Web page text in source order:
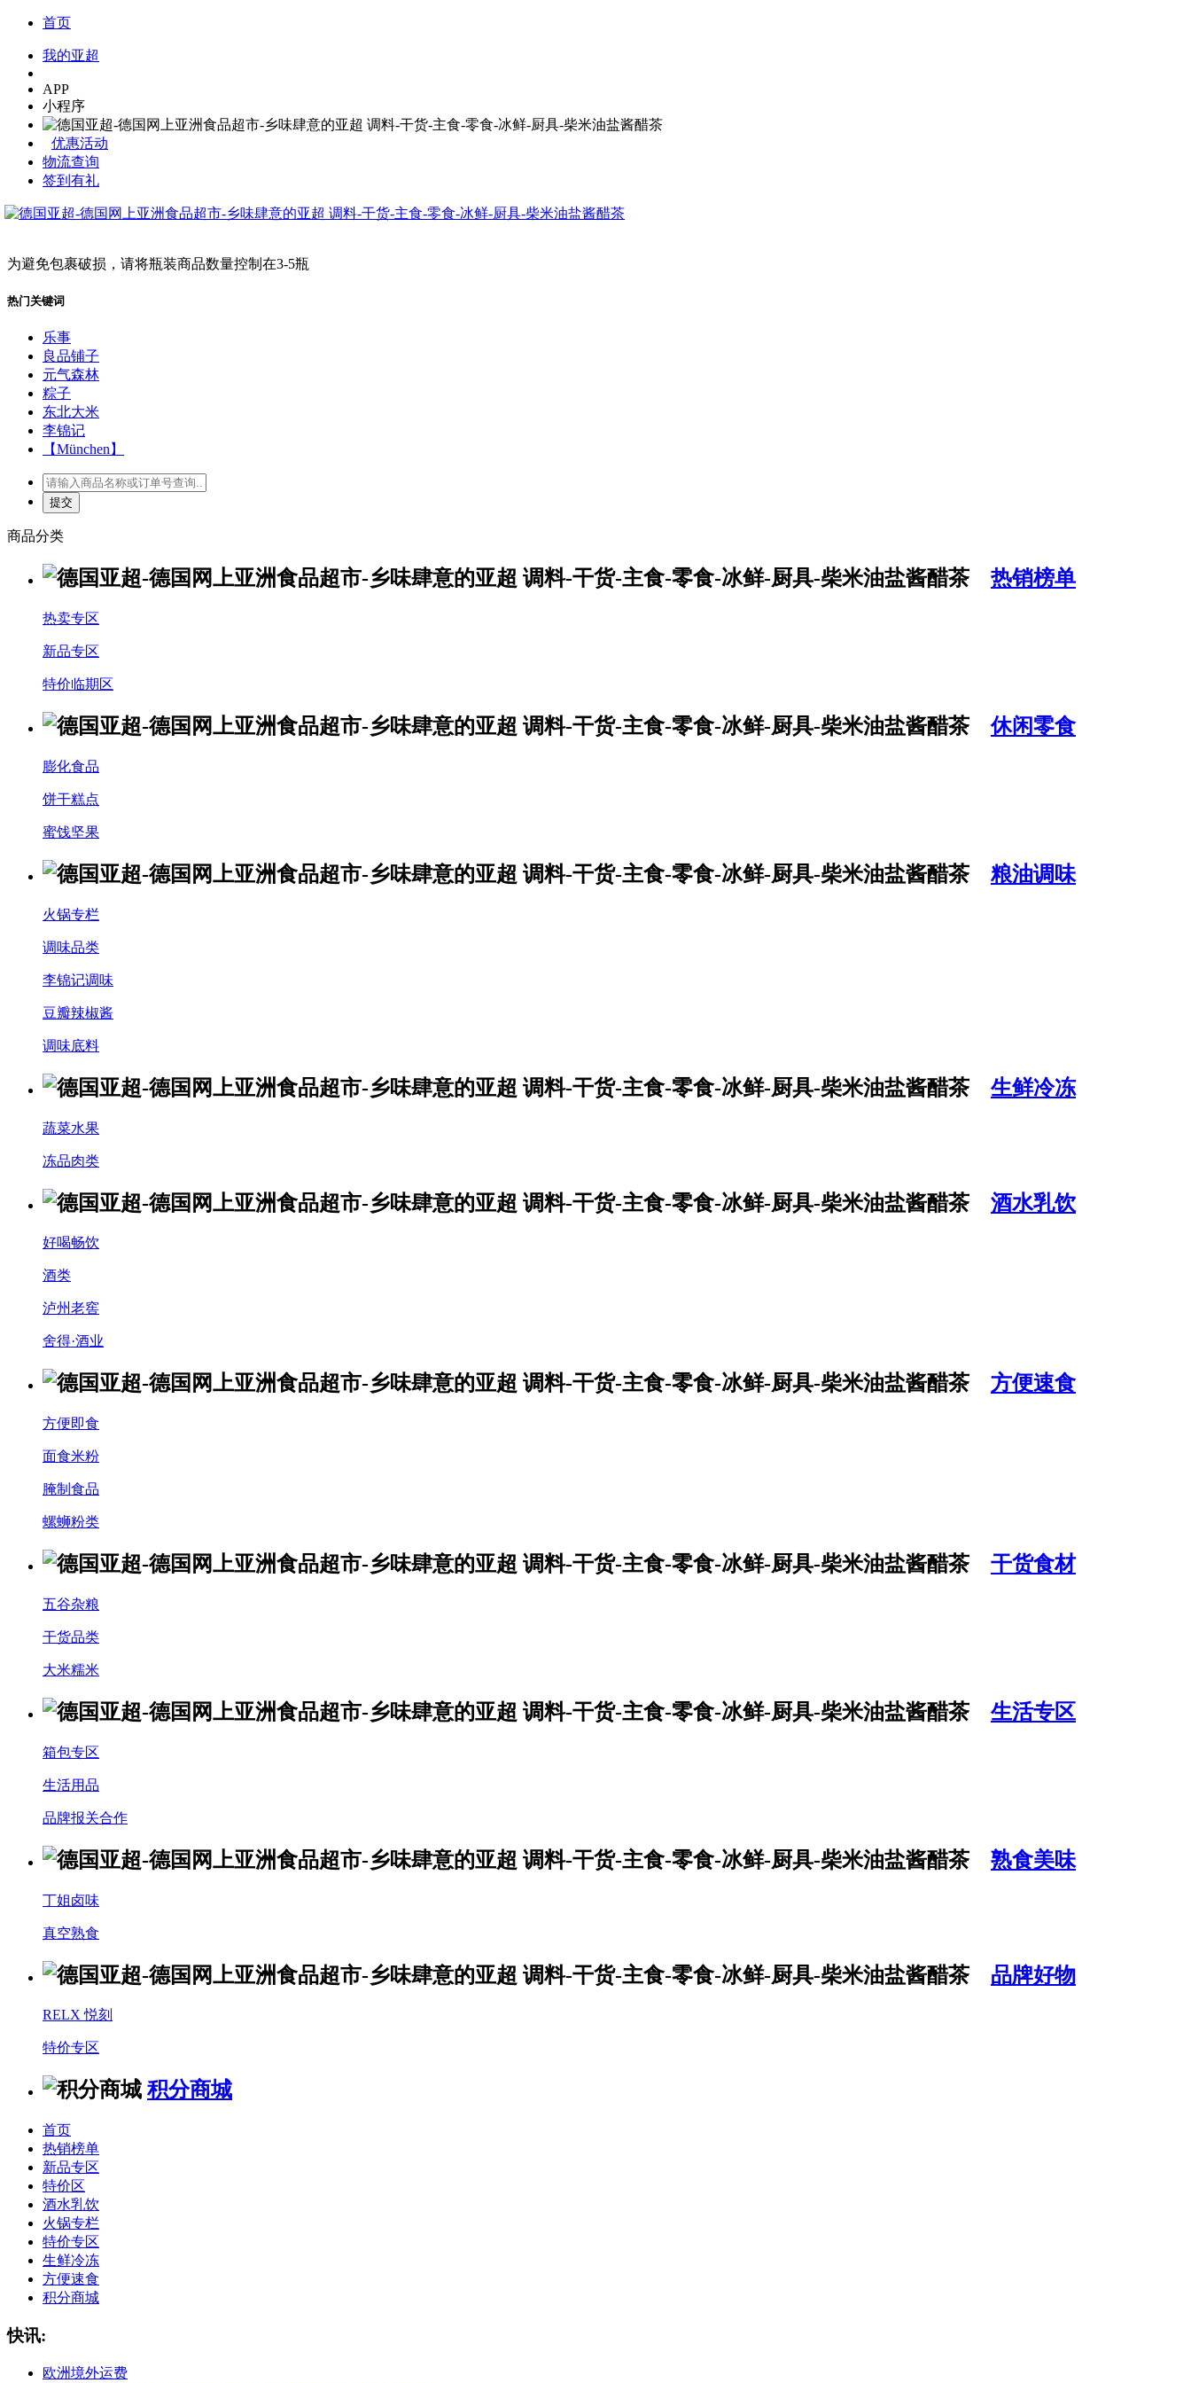
首页
我的亚超
APP
小程序
优惠活动
物流查询
签到有礼
为避免包裹破损，请将瓶装商品数量控制在3-5瓶
热门关键词
乐事
良品铺子
元气森林
粽子
东北大米
李锦记
【München】
商品分类
热销榜单
热卖专区
新品专区
特价临期区
休闲零食
膨化食品
饼干糕点
蜜饯坚果
粮油调味
火锅专栏
调味品类
李锦记调味
豆瓣辣椒酱
调味底料
生鲜冷冻
蔬菜水果
冻品肉类
酒水乳饮
好喝畅饮
酒类
泸州老窖
舍得·酒业
方便速食
方便即食
面食米粉
腌制食品
螺蛳粉类
干货食材
五谷杂粮
干货品类
大米糯米
生活专区
箱包专区
生活用品
品牌报关合作
熟食美味
丁姐卤味
真空熟食
品牌好物
RELX 悦刻
特价专区
积分商城
首页
热销榜单
新品专区
特价区
酒水乳饮
火锅专栏
特价专区
生鲜冷冻
方便速食
积分商城
快讯:
欧洲境外运费